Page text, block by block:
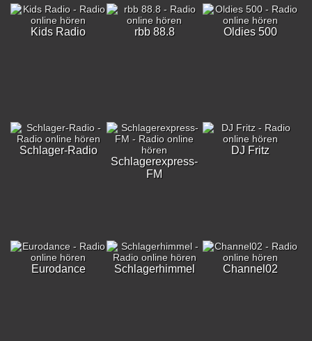
Kids Radio rbb 88.8 Oldies 500
Schlager-Radio
Schlagerexpress-
FM
DJ Fritz
Eurodance Schlagerhimmel Channel02